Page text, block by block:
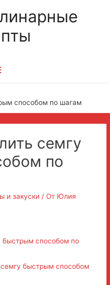
способом по шагам
семгу
по
и закуски / От Юлия
быстрым способом по
семгу быстрым способом